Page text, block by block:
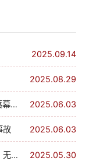
2025.09.14
2025.08.29
告 2025.06.03
故 2025.06.03
亡 2025.05.30